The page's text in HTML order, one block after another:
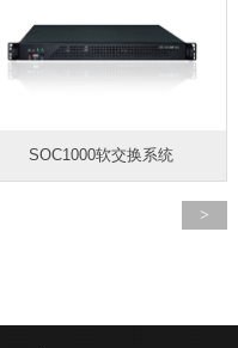
SOC1000软交换系统